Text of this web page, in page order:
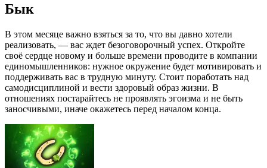
Бык
В этом месяце важно взяться за то, что вы давно хотели
реализовать, — вас ждет безоговорочный успех. Откройте
своё сердце новому и больше времени проводите в компании
единомышленников: нужное окружение будет мотивировать и
поддерживать вас в трудную минуту. Стоит поработать над
самодисциплиной и вести здоровый образ жизни. В
отношениях постарайтесь не проявлять эгоизма и не быть
заносчивыми, иначе окажетесь перед началом конца.